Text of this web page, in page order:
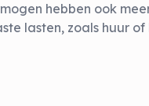
hebben ook
lasten, zoals huur